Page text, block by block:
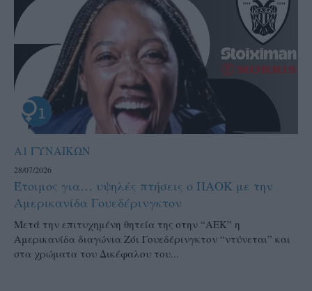
Α1 ΓΥΝΑΙΚΩΝ
28/07/2026
Έτοιμος για… υψηλές πτήσεις ο ΠΑΟΚ με την
Αμερικανίδα Γουεδέρινγκτον
Μετά την επιτυχημένη θητεία της στην “ΑΕΚ” η
Αμερικανίδα διαγώνια Ζόι Γουεδέρινγκτον “ντύνεται” και
στα χρώματα του Δικέφαλου του...